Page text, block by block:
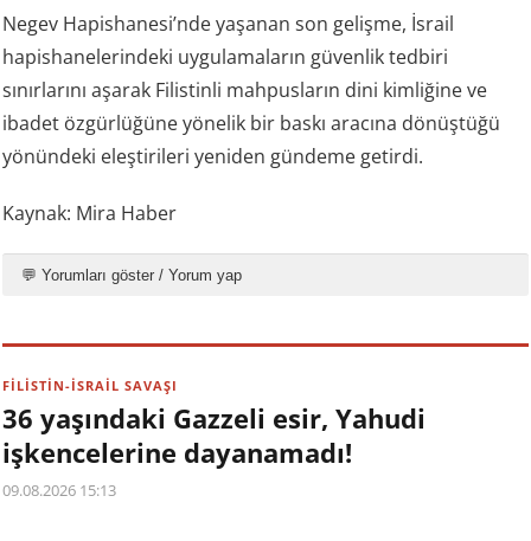
Negev Hapishanesi’nde yaşanan son gelişme, İsrail
hapishanelerindeki uygulamaların güvenlik tedbiri
sınırlarını aşarak Filistinli mahpusların dini kimliğine ve
ibadet özgürlüğüne yönelik bir baskı aracına dönüştüğü
yönündeki eleştirileri yeniden gündeme getirdi.
Kaynak: Mira Haber
💬 Yorumları göster / Yorum yap
FİLİSTİN-İSRAİL SAVAŞI
36 yaşındaki Gazzeli esir, Yahudi
işkencelerine dayanamadı!
09.08.2026 15:13